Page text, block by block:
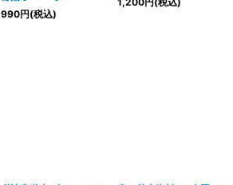
990円(税込)